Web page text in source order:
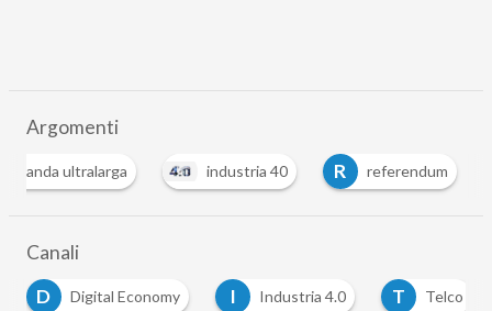
Argomenti
banda ultralarga industria 40 R referendum
Canali
D
Digital Economy I Industria 4.0 T Telco